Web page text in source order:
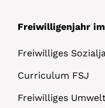
Freiwilligenjahr
Freiwilliges
Curriculum FSJ
Freiwilliges